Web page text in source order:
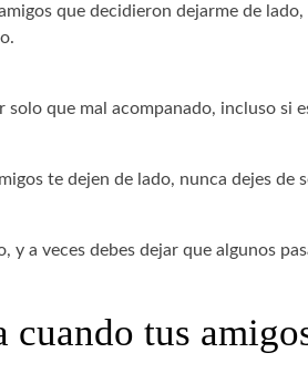
que decidieron dejarme de
solo que mal acompanado, incluso si
te dejen de lado, nunca dejes de
y a veces debes dejar que algunos
cuando tus